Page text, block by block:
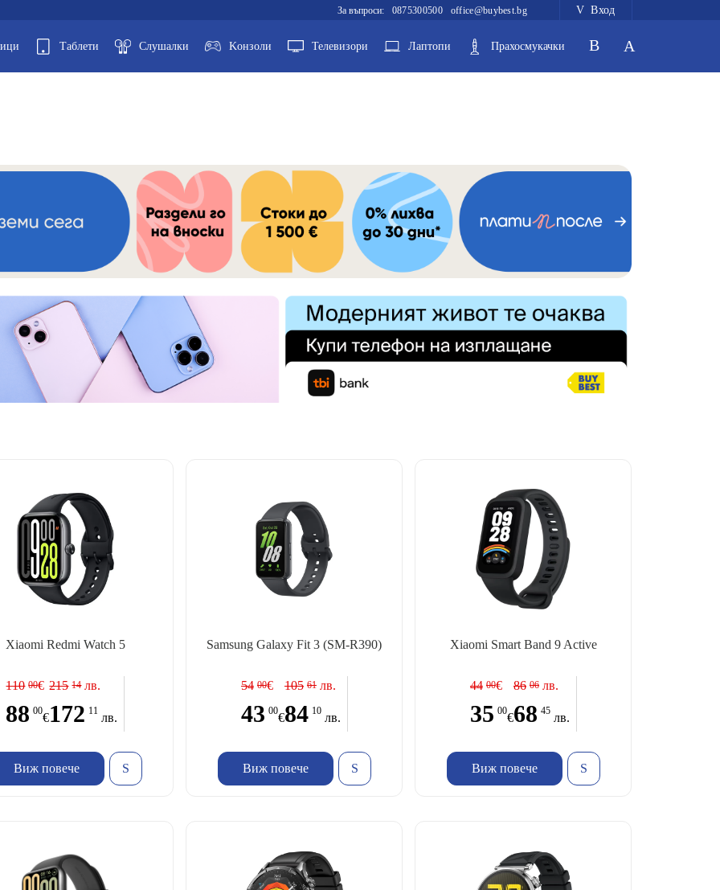
За въпроси: 0875300500 office@buybest.bg Вход
Таблети Слушалки Kонзоли Телевизори Лаптопи Прахосмукачки
Xiaomi Redmi Watch 5
110 00€
88 00€
215 14лв.
172 11 лв.
Виж повече
Samsung Galaxy Fit 3 (SM-R390)
54 00€
43 00€
105 61лв.
84 10 лв.
Виж повече
Xiaomi Smart Band 9 Active
44 00€
35 00€
86 06лв.
68 45лв.
Виж повече